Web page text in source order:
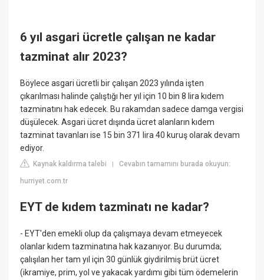
6 yıl asgari ücretle çalışan ne kadar
tazminat alır 2023?
Böylece asgari ücretli bir çalışan 2023 yılında işten
çıkarılması halinde çalıştığı her yıl için 10 bin 8 lira kıdem
tazminatını hak edecek. Bu rakamdan sadece damga vergisi
düşülecek. Asgari ücret dışında ücret alanların kıdem
tazminat tavanları ise 15 bin 371 lira 40 kuruş olarak devam
ediyor.
Kaynak kaldırma talebi |Cevabın tamamını burada okuyun:
hurriyet.com.tr
EYT de kıdem tazminatı ne kadar?
- EYT'den emekli olup da çalışmaya devam etmeyecek
olanlar kıdem tazminatına hak kazanıyor. Bu durumda;
çalışılan her tam yıl için 30 günlük giydirilmiş brüt ücret
(ikramiye, prim, yol ve yakacak yardımı gibi tüm ödemelerin